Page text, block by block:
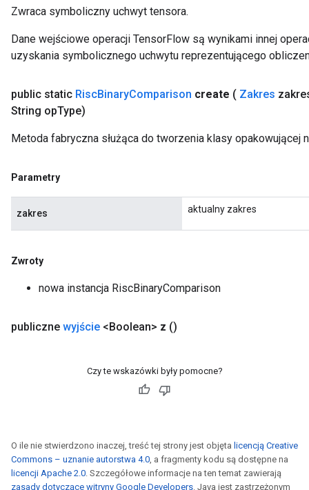
Zwraca symboliczny uchwyt tensora.
Dane wejściowe operacji TensorFlow są wynikami innej
uzyskania symbolicznego uchwytu reprezentującego
public static RiscBinaryComparison create ( Zakres
String opType)
Metoda fabryczna służąca do tworzenia klasy opakowującej
Parametry
zakres aktualny zakres
Zwroty
nowa instancja RiscBinaryComparison
publiczne wyjście <Boolean> z ()
Czy te wskazówki były pomocne?
O ile nie stwierdzono inaczej, treść tej strony jest objęta licencją Creative
Commons – uznanie autorstwa 4.0, a fragmenty kodu są dostępne na
licencji Apache 2.0. Szczegółowe informacje na ten temat zawierają
zasady dotyczące witryny Google Developers. Java jest zastrzeżonym